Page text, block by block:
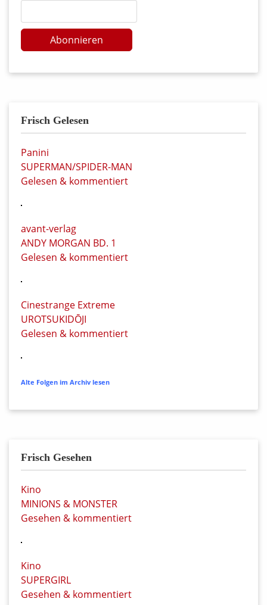
Abonnieren
Frisch Gelesen
Panini
SUPERMAN/SPIDER-MAN
Gelesen & kommentiert
avant-verlag
ANDY MORGAN BD. 1
Gelesen & kommentiert
Cinestrange Extreme
UROTSUKIDŌJI
Gelesen & kommentiert
Alte Folgen im Archiv lesen
Frisch Gesehen
Kino
MINIONS & MONSTER
Gesehen & kommentiert
Kino
SUPERGIRL
Gesehen & kommentiert